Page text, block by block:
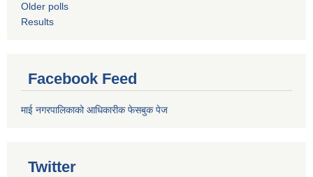
Older polls
Results
Facebook Feed
माई नगरपालिकाको आधिकारीक फेसबुक पेज
Twitter